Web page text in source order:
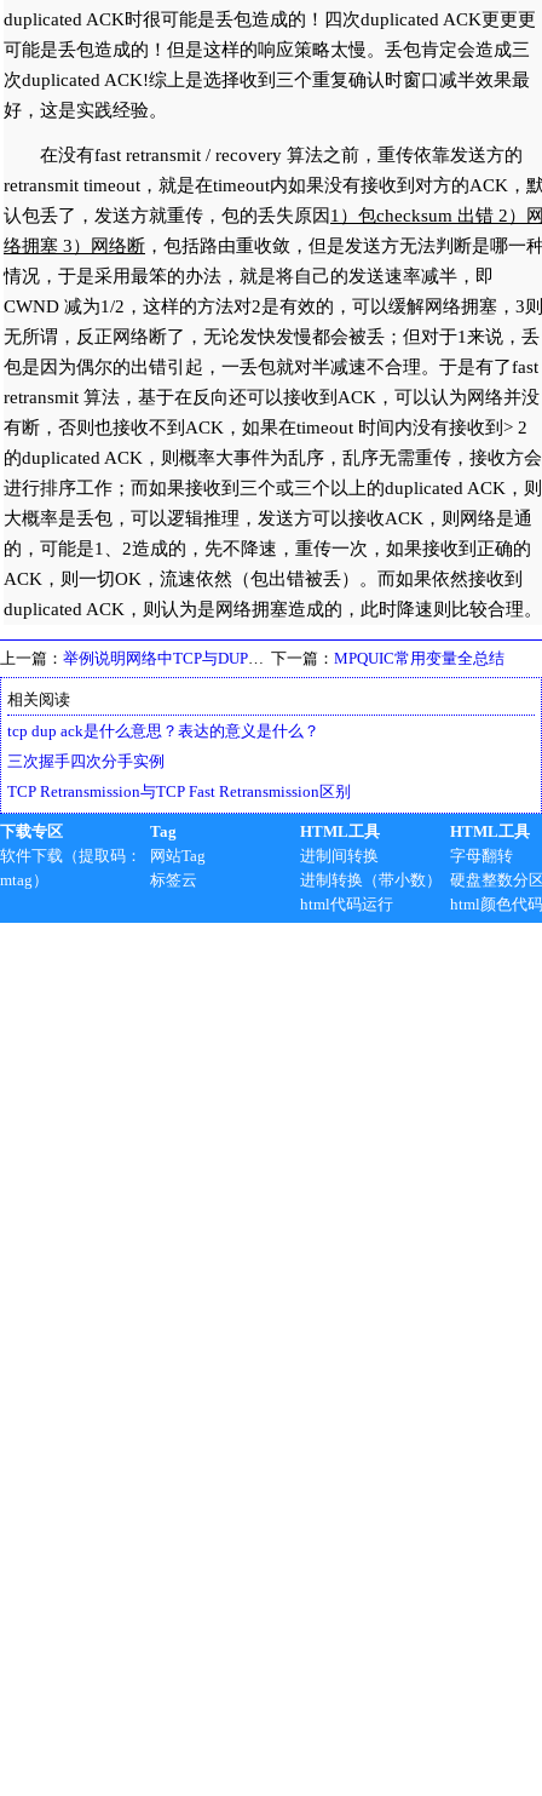
duplicated ACK时很可能是丢包造成的！四次duplicated ACK更更更
可能是丢包造成的！但是这样的响应策略太慢。丢包肯定会造成三
次duplicated ACK!综上是选择收到三个重复确认时窗口减半效果最
好，这是实践经验。
在没有fast retransmit / recovery 算法之前，重传依靠发送方的
retransmit timeout，就是在timeout内如果没有接收到对方的ACK，
认包丢了，发送方就重传，包的丢失原因 1）包checksum 出错 2）
络拥塞 3）网络断 ，包括路由重收敛，但是发送方无法判断是哪一
情况，于是采用最笨的办法，就是将自己的发送速率减半，即
CWND 减为1/2，这样的方法对2是有效的，可以缓解网络拥塞，3则
无所谓，反正网络断了，无论发快发慢都会被丢；但对于1来说，丢
包是因为偶尔的出错引起，一丢包就对半减速不合理。于是有了fast
retransmit 算法，基于在反向还可以接收到ACK，可以认为网络并没
有断，否则也接收不到ACK，如果在timeout 时间内没有接收到> 2
的duplicated ACK，则概率大事件为乱序，乱序无需重传，接收方会
进行排序工作；而如果接收到三个或三个以上的duplicated ACK，则
大概率是丢包，可以逻辑推理，发送方可以接收ACK，则网络是通
的，可能是1、2造成的，先不降速，重传一次，如果接收到正确的
ACK，则一切OK，流速依然（包出错被丢）。而如果依然接收到
duplicated ACK，则认为是网络拥塞造成的，此时降速则比较合理。
上一篇： 举例说明网络中TCP与DUP的联系和区别 下一篇： MPQUIC常用变量全总结
相关阅读
tcp dup ack是什么意思？表达的意义是什么？
三次握手四次分手实例
TCP Retransmission与TCP Fast Retransmission区别
下载专区
软件下载（提取码：
mtag）
Tag
网站Tag
标签云
HTML工具
进制间转换
进制转换（带小数）
html代码运行
HTML工具
字母翻转
硬盘整数分
html颜色代码